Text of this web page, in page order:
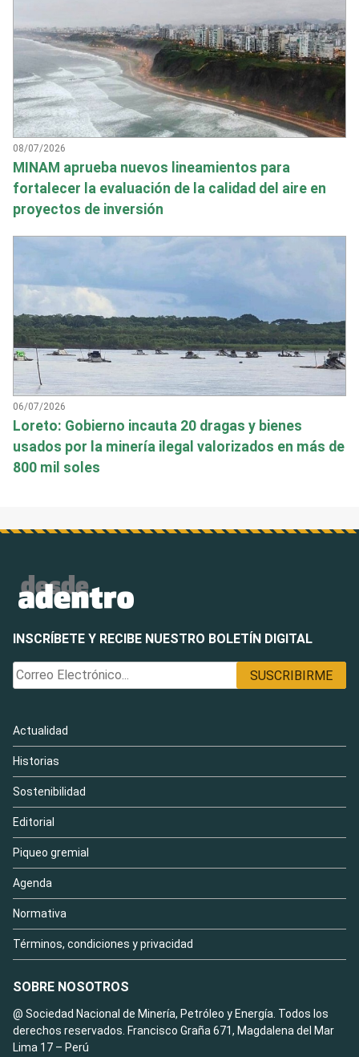
08/07/2026
MINAM aprueba nuevos lineamientos para
fortalecer la evaluación de la calidad del aire en
proyectos de inversión
06/07/2026
Loreto: Gobierno incauta 20 dragas y bienes
usados por la minería ilegal valorizados en más de
800 mil soles
INSCRÍBETE Y RECIBE NUESTRO BOLETÍN DIGITAL
Actualidad
Historias
Sostenibilidad
Editorial
Piqueo gremial
Agenda
Normativa
Términos, condiciones y privacidad
SOBRE NOSOTROS
@ Sociedad Nacional de Minería, Petróleo y Energía. Todos los
derechos reservados. Francisco Graña 671, Magdalena del Mar
Lima 17 – Perú